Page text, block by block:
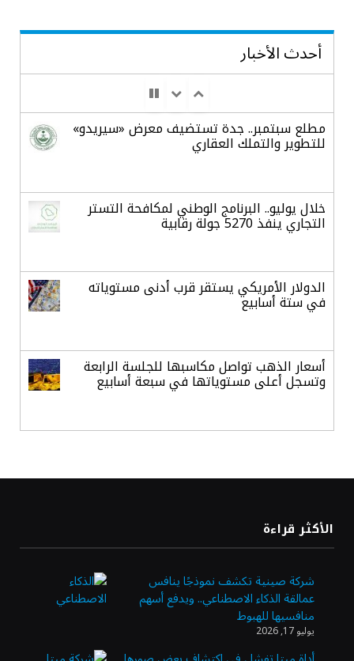
أحدث الأخبار
مطلع سبتمبر.. جدة تستضيف معرض «سيريدو»
للتطوير والتملك العقاري
خلال يوليو.. البرنامج الوطني لمكافحة التستر
التجاري ينفذ 5270 جولة رقابية
الدولار الأمريكي يستقر قرب أدنى مستوياته
في ستة أسابيع
أسعار الذهب تواصل مكاسبها للجلسة الرابعة
وتسجل أعلى مستوياتها في سبعة أسابيع
«طيران الرياض» يدشن أولى رحلاته إلى مومباي
ويضيف الوجهة التشغيلية الثامنة
وزير الاستثمار: الموافقة على رخصة مزاولة
الأنشطة المالية عابرة الحدود تطوير للبيئة
الاستثمارية
الأكثر قراءة
شركة صينية تكشف نموذجًا ينافس
عمالقة الذكاء الاصطناعي.. ويدفع أسهم
منافسيها للهبوط
يوليو 17, 2026